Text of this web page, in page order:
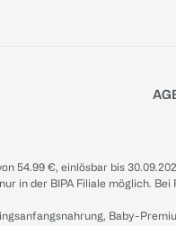
54.99 €, einlösbar bis
in der BIPA Filiale möglich.
Baby-